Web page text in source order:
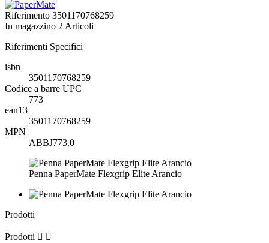
Riferimento 3501170768259
In magazzino 2 Articoli
Riferimenti Specifici
isbn
3501170768259
Codice a barre UPC
773
ean13
3501170768259
MPN
ABBJ773.0
Penna PaperMate Flexgrip Elite Arancio
Prodotti
Prodotti  